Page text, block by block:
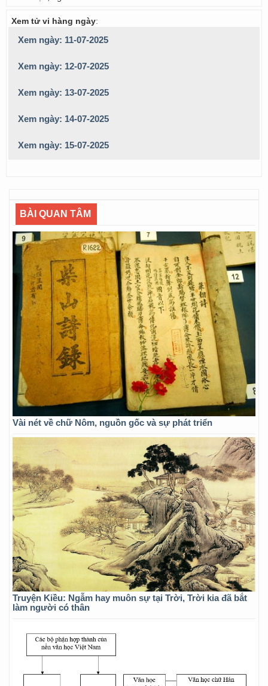
Xem tử vi hàng ngày:
Xem ngày: 11-07-2025
Xem ngày: 12-07-2025
Xem ngày: 13-07-2025
Xem ngày: 14-07-2025
Xem ngày: 15-07-2025
BÀI QUAN TÂM
Vài nét về chữ Nôm, nguồn gốc và sự phát triển
Truyện Kiều: Ngẫm hay muôn sự tại Trời, Trời kia đã bắt
làm người có thân